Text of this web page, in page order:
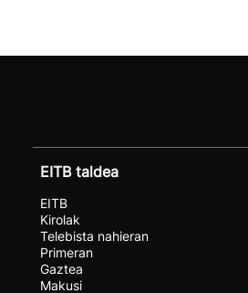
EITB taldea
EITB
Kirolak
Telebista nahieran
Primeran
Gaztea
Makusi